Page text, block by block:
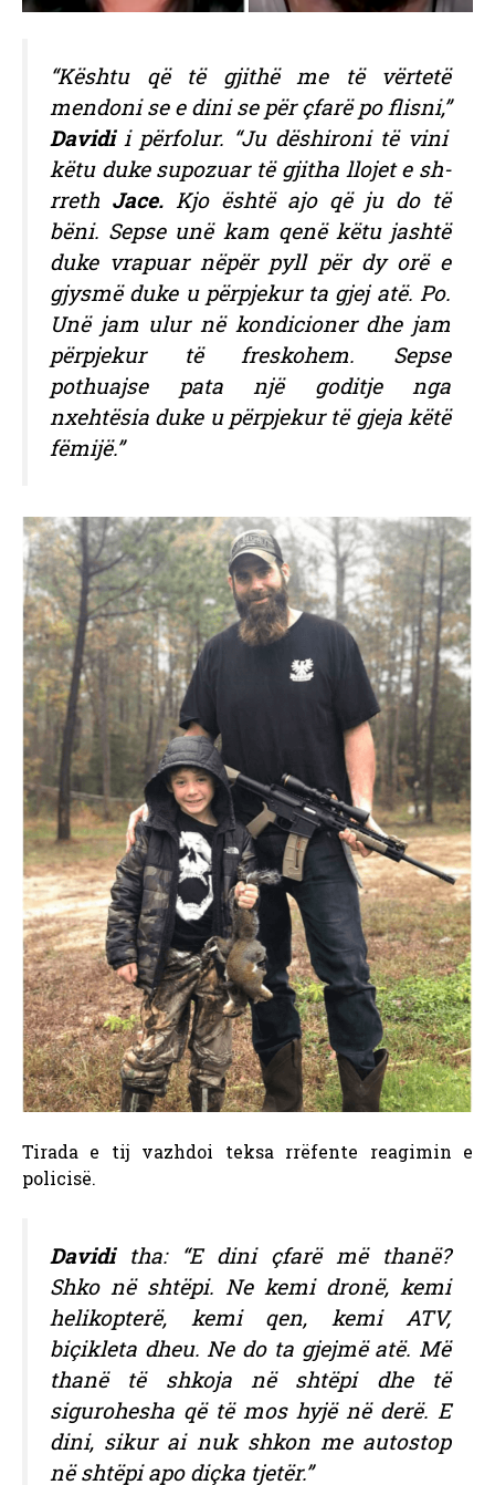
“Kështu që të gjithë me të vërtetë
mendoni se e dini se për çfarë po flisni,”
Davidii përfolur. “Ju dëshironi të vini
këtu duke supozuar të gjitha llojet e sh-
rreth Jace. Kjo është ajo që ju do të
bëni. Sepse unë kam qenë këtu jashtë
duke vrapuar nëpër pyll për dy orë e
gjysmë duke u përpjekur ta gjej atë. Po.
Unë jam ulur në kondicioner dhe jam
përpjekur të freskohem. Sepse
pothuajse pata një goditje nga
nxehtësia duke u përpjekur të gjeja këtë
fëmijë.”
Tirada e tij vazhdoi teksa rrëfente reagimin e
policisë.
Daviditha: “E dini çfarë më thanë?
Shko në shtëpi. Ne kemi dronë, kemi
helikopterë, kemi qen, kemi ATV,
biçikleta dheu. Ne do ta gjejmë atë. Më
thanë të shkoja në shtëpi dhe të
sigurohesha që të mos hyjë në derë. E
dini, sikur ai nuk shkon me autostop
në shtëpi apo diçka tjetër.”